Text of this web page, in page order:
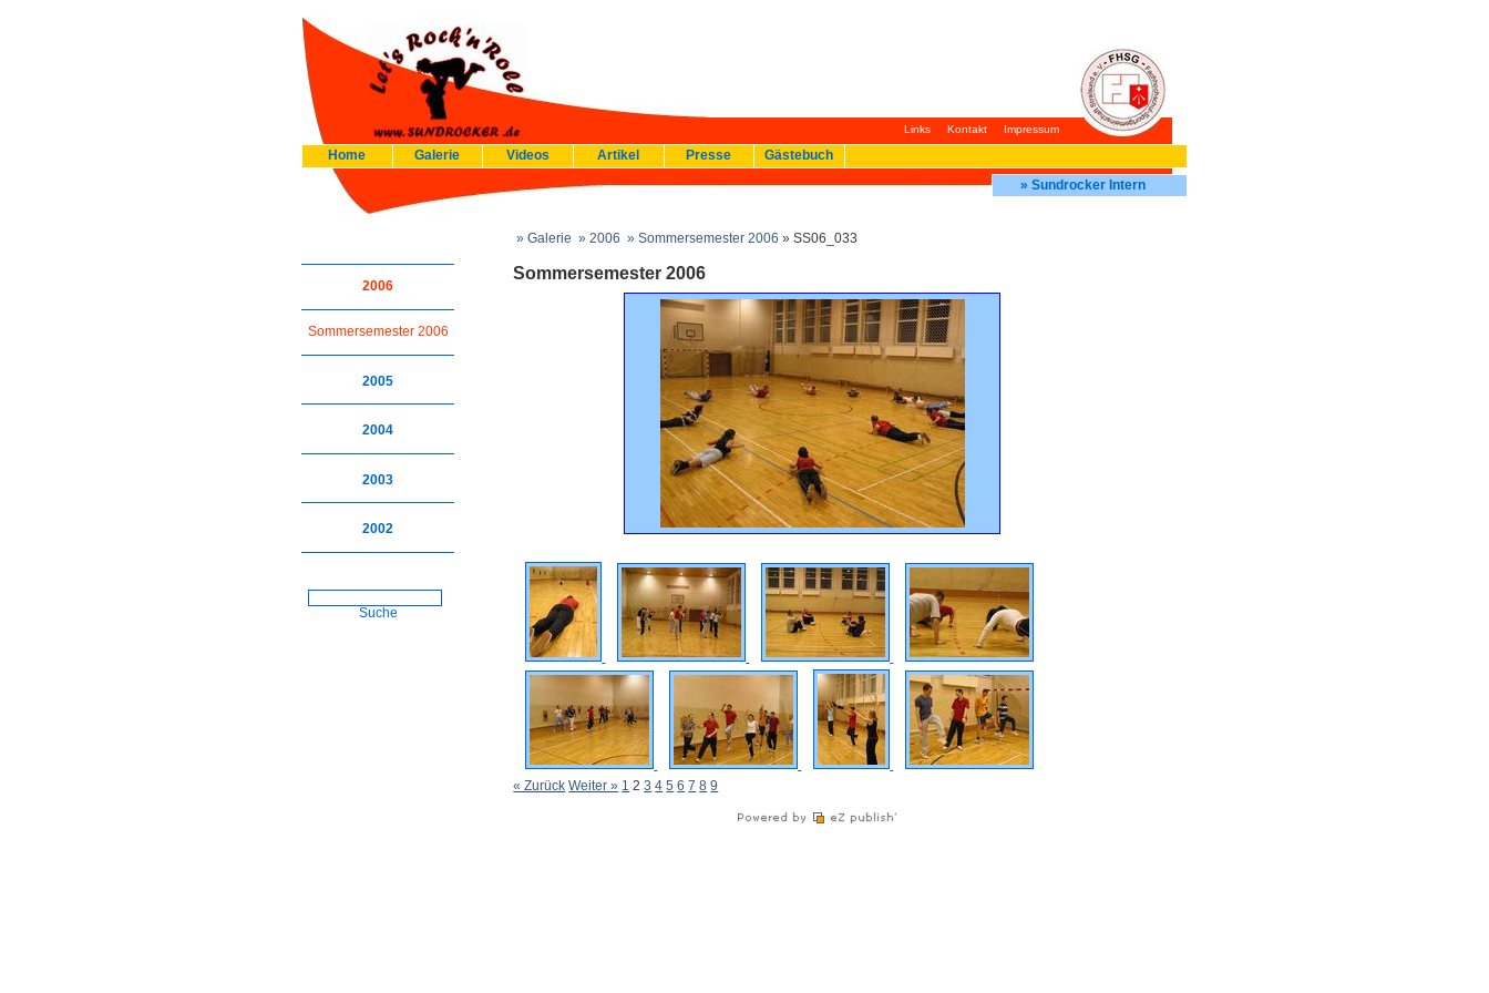
Links Kontakt Impressum
Home Galerie Videos Artikel Presse Gästebuch
» Sundrocker Intern
2006
Sommersemester 2006
2005
2004
2003
2002
Suche
» Galerie » 2006 » Sommersemester 2006 » SS06_033
Sommersemester 2006
« Zurück Weiter » 1 2 3 4 5 6 7 8 9